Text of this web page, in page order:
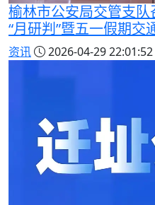
榆林市公安局交管支
“月研判”暨五一假期交
资讯 2026-04-29 22:01:52